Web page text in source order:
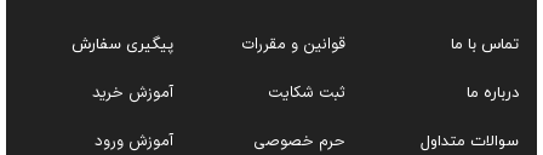
تماس با ما
درباره ما
سوالات متداول
قوانین و مقررات
ثبت شکایت
حرم خصوصی
پیگیری سفارش
آموزش خرید
آموزش ورود